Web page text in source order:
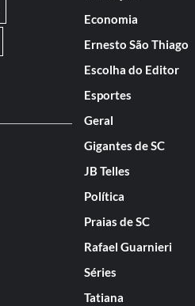
Economia
Ernesto São Thiago
Escolha do Editor
Esportes
Geral
Gigantes de SC
JB Telles
Política
Praias de SC
Rafael Guarnieri
Séries
Tatiana